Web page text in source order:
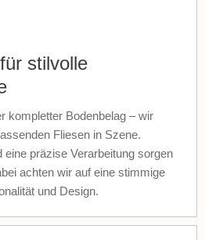
stilvolle
kompletter Bodenbelag – wir
Fliesen in Szene.
eine präzise Verarbeitung sorgen
achten wir auf eine stimmige
und Design.